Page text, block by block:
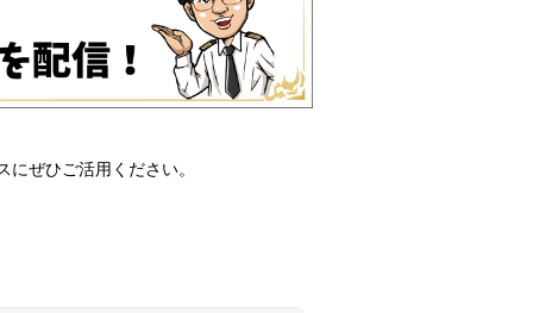
ぜひご活用ください。